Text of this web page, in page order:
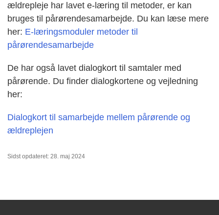
ældrepleje har lavet e-læring til metoder, er kan
bruges til pårørendesamarbejde. Du kan læse mere
her: E-læringsmoduler metoder til
pårørendesamarbejde
De har også lavet dialogkort til samtaler med
pårørende. Du finder dialogkortene og vejledning
her:
Dialogkort til samarbejde mellem pårørende og
ældreplejen
Sidst opdateret: 28. maj 2024